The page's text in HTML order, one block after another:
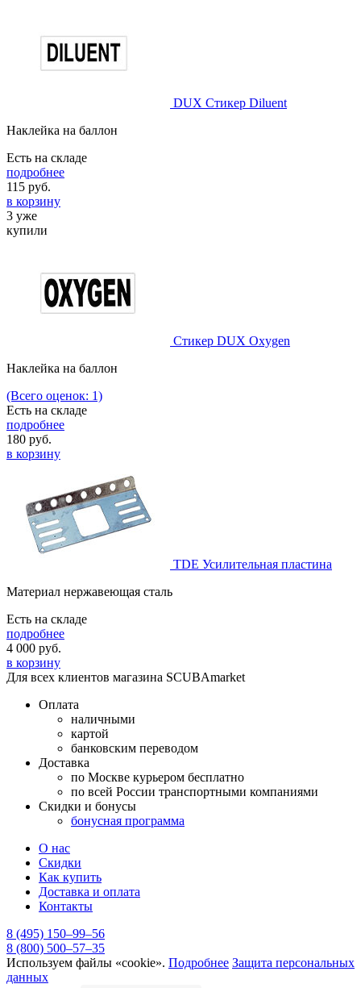
DUX Стикер Diluent
Наклейка на баллон
Есть на складе
подробнее
115 руб.
в корзину
3 уже
купили
Стикер DUX Oxygen
Наклейка на баллон
(Всего оценок: 1)
Есть на складе
подробнее
180 руб.
в корзину
TDE Усилительная пластина
Материал нержавеющая сталь
Есть на складе
подробнее
4 000 руб.
в корзину
Для всех клиентов магазина SCUBAmarket
Оплата
наличными
картой
банковским переводом
Доставка
по Москве курьером бесплатно
по всей России транспортными компаниями
Скидки и бонусы
бонусная программа
О нас
Скидки
Как купить
Доставка и оплата
Контакты
8 (495) 150–99–56
8 (800) 500–57–35
Используем файлы «cookie». Подробнее Защита персональных
данных